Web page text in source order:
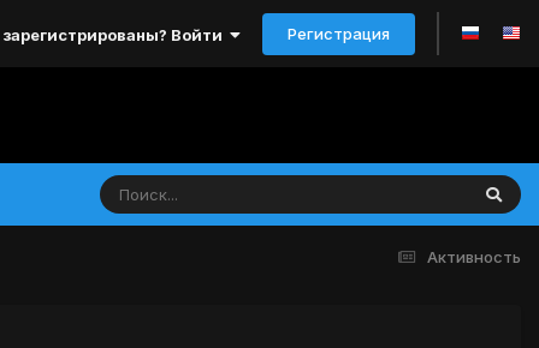
Войти Регистрация
Активность